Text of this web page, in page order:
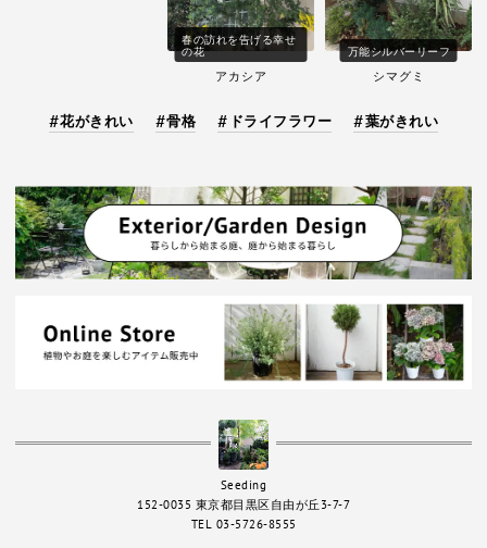
春の訪れを告げる幸せ
の花
アカシア
万能シルバーリーフ
シマグミ
花がきれい 骨格 ドライフラワー 葉がきれい
Seeding
152-0035 東京都目黒区自由が丘3-7-7
TEL 03-5726-8555